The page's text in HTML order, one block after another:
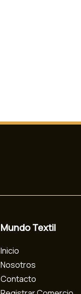
Mundo Textil
Inicio
Nosotros
Contacto